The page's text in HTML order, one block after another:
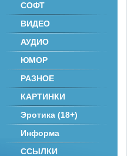
СОФТ
ВИДЕО
АУДИО
ЮМОР
РАЗНОЕ
КАРТИНКИ
Эротика (18+)
Информа
ССЫЛКИ